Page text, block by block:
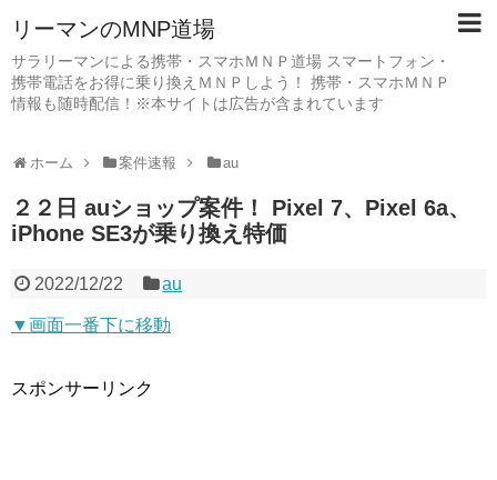
リーマンのMNP道場
サラリーマンによる携帯・スマホＭＮＰ道場 スマートフォン・
携帯電話をお得に乗り換えＭＮＰしよう！ 携帯・スマホＭＮＰ
情報も随時配信！※本サイトは広告が含まれています
ホーム 案件速報 au
２２日 auショップ案件！ Pixel 7、Pixel 6a、
iPhone SE3が乗り換え特価
2022/12/22 au
▼画面一番下に移動
スポンサーリンク